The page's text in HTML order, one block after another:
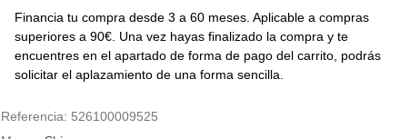
Financia tu compra desde 3 a 60 meses. Aplicable a compras
superiores a 90€. Una vez hayas finalizado la compra y te
encuentres en el apartado de forma de pago del carrito, podrás
solicitar el aplazamiento de una forma sencilla.
Referencia: 526100009525